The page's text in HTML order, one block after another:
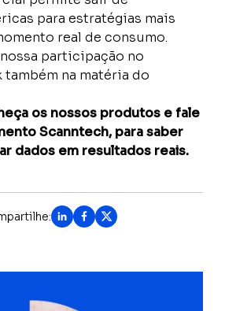
para estratégias mais
real de consumo.
participação no
também na matéria do
os nossos produtos e fale
Scanntech, para saber
dados em resultados reais.